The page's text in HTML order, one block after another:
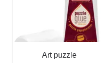
Art puzzle